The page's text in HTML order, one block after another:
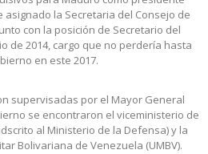
asignado la Secretaria del Consejo de
con la posición de Secretario del
de 2014, cargo que no perdería hasta
en este 2017.
supervisadas por el Mayor General
se encontraron el viceministerio de
al Ministerio de la Defensa) y la
Bolivariana de Venezuela (UMBV).